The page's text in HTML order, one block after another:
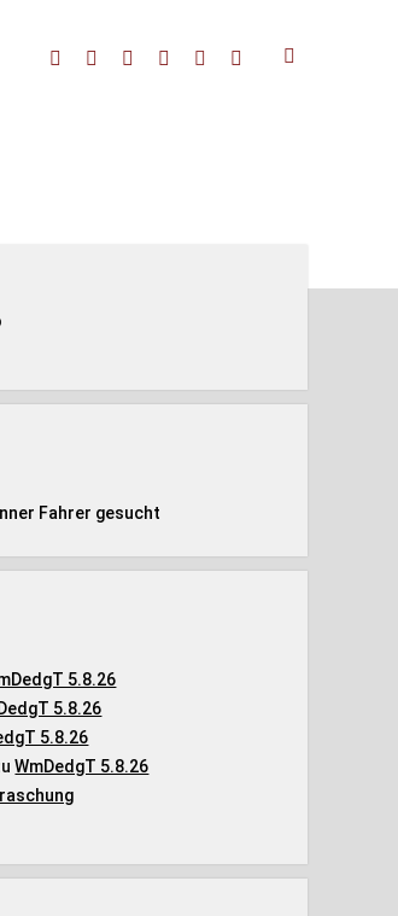
facebookthreadslinkedinyoutube
rss amazon
5.8.26
5.8.26
5.8.26
WmDedgT 5.8.26